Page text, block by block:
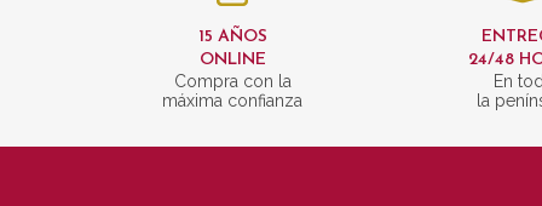
15 AÑOS
ONLINE
Compra con la
máxima confianza
24/48
En
la